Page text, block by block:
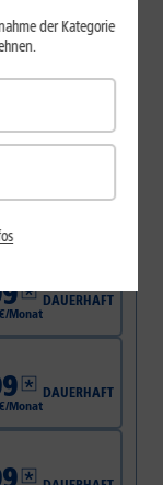
Monat
DAUERHAFT
Monat
DAUERHAFT
der Kategorie